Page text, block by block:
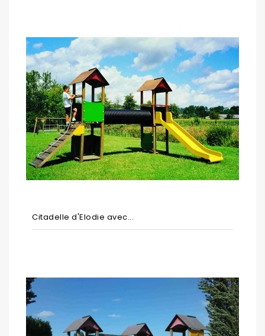
Citadelle d'Elodie avec...